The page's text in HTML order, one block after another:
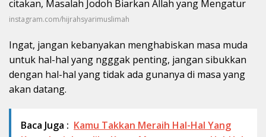
instagram.com/hijrahsyarimuslimah
Ingat, jangan kebanyakan menghabiskan masa muda
untuk hal-hal yang ngggak penting, jangan sibukkan
dengan hal-hal yang tidak ada gunanya di masa yang
akan datang.
Baca Juga : Kamu Takkan Meraih Hal-Hal Yang